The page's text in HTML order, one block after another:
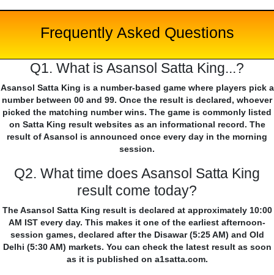
Frequently Asked Questions
Q1. What is Asansol Satta King...?
Asansol Satta King is a number-based game where players pick a
number between 00 and 99. Once the result is declared, whoever
picked the matching number wins. The game is commonly listed
on Satta King result websites as an informational record. The
result of Asansol is announced once every day in the morning
session.
Q2. What time does Asansol Satta King
result come today?
The Asansol Satta King result is declared at approximately 10:00
AM IST every day. This makes it one of the earliest afternoon-
session games, declared after the Disawar (5:25 AM) and Old
Delhi (5:30 AM) markets. You can check the latest result as soon
as it is published on a1satta.com.